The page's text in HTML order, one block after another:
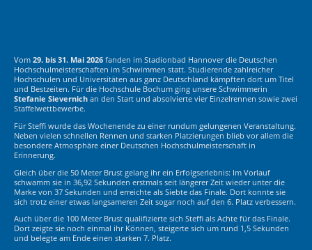
Vom 29. bis 31. Mai 2026 fanden im Stadionbad Hannover die Deutschen
Hochschulmeisterschaften im Schwimmen statt. Studierende zahlreicher
Hochschulen und Universitäten aus ganz Deutschland kämpften dort um Titel
und Bestzeiten. Für die Hochschule Bochum ging unsere Schwimmerin
Stefanie Sievernich an den Start und absolvierte vier Einzelrennen sowie zwei
Staffelwettbewerbe.
Für Steffi wurde das Wochenende zu einer rundum gelungenen Veranstaltung.
Neben vielen schnellen Rennen und starken Platzierungen blieb vor allem die
besondere Atmosphäre einer Deutschen Hochschulmeisterschaft in
Erinnerung.
Gleich über die 50 Meter Brust gelang ihr ein Erfolgserlebnis: Im Vorlauf
schwamm sie in 36,92 Sekunden erstmals seit längerer Zeit wieder unter die
Marke von 37 Sekunden und erreichte als Siebte das Finale. Dort konnte sie
sich trotz einer etwas langsameren Zeit sogar noch auf den 6. Platz verbessern.
Auch über die 100 Meter Brust qualifizierte sich Steffi als Achte für das Finale.
Dort zeigte sie noch einmal ihr Können, steigerte sich um rund 1,5 Sekunden
und belegte am Ende einen starken 7. Platz.